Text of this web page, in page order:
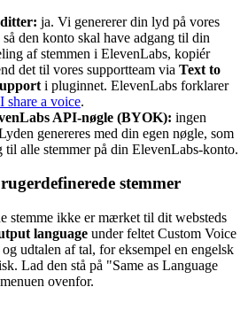
ja. Vi genererer din lyd på vores
den konto skal have adgang til din
af stemmen i ElevenLabs, kopiér
det til vores supportteam via Text to
i pluginnet. ElevenLabs forklarer
share a voice.
API-nøgle (BYOK): ingen
genereres med din egen nøgle, som
til alle stemmer på din ElevenLabs-konto.
stemmer
stemme ikke er mærket til dit websteds
language under feltet Custom Voice
udtalen af tal, for eksempel en engelsk
Lad den stå på "Same as Language
ovenfor.